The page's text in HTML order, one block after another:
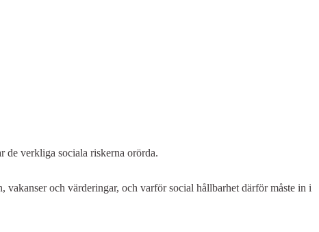
de verkliga sociala riskerna orörda.
och värderingar, och varför social hållbarhet därför måste in i